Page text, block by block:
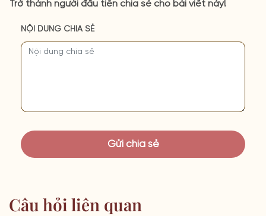
Trở thành người đầu tiên chia sẻ cho bài viết này!
NỘI DUNG CHIA SẺ
Câu hỏi liên quan